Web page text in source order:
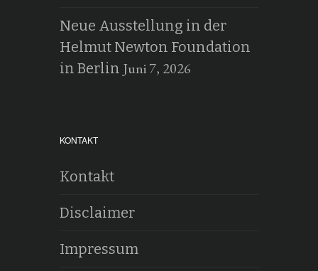
Neue Ausstellung in der
Helmut Newton Foundation
in Berlin Juni 7, 2026
KONTAKT
Kontakt
Disclaimer
Impressum